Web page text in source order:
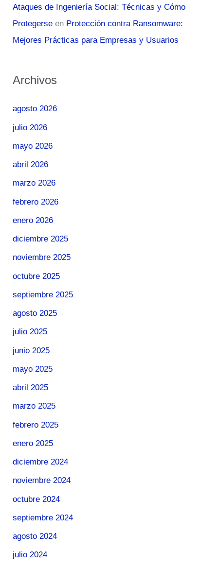
Ataques de Ingeniería Social: Técnicas y Cómo
Protegerse en Protección contra Ransomware:
Mejores Prácticas para Empresas y Usuarios
Archivos
agosto 2026
julio 2026
mayo 2026
abril 2026
marzo 2026
febrero 2026
enero 2026
diciembre 2025
noviembre 2025
octubre 2025
septiembre 2025
agosto 2025
julio 2025
junio 2025
mayo 2025
abril 2025
marzo 2025
febrero 2025
enero 2025
diciembre 2024
noviembre 2024
octubre 2024
septiembre 2024
agosto 2024
julio 2024